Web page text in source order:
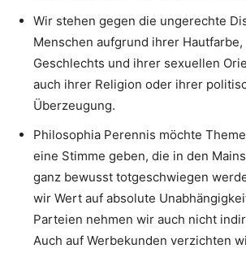
Wir stehen gegen die ungerechte
Menschen aufgrund ihrer Hautfarbe,
Geschlechts und ihrer sexuellen
auch ihrer Religion oder ihrer
Überzeugung.
Philosophia Perennis möchte
eine Stimme geben, die in den
ganz bewusst totgeschwiegen
wir Wert auf absolute
Parteien nehmen wir auch nicht
Auch auf Werbekunden verzichten